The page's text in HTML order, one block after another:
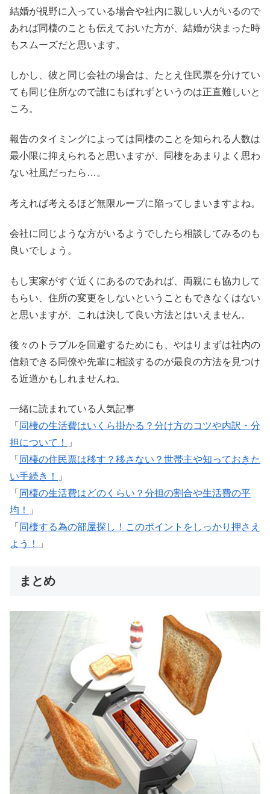
結婚が視野に入っている場合や社内に親しい人がいるので
あれば同棲のことも伝えておいた方が、結婚が決まった時
もスムーズだと思います。
しかし、彼と同じ会社の場合は、たとえ住民票を分けてい
ても同じ住所なので誰にもばれずというのは正直難しいと
ころ。
報告のタイミングによっては同棲のことを知られる人数は
最小限に抑えられると思いますが、同棲をあまりよく思わ
ない社風だったら…。
考えれば考えるほど無限ループに陥ってしまいますよね。
会社に同じような方がいるようでしたら相談してみるのも
良いでしょう。
もし実家がすぐ近くにあるのであれば、両親にも協力して
もらい、住所の変更をしないということもできなくはない
と思いますが、これは決して良い方法とはいえません。
後々のトラブルを回避するためにも、やはりまずは社内の
信頼できる同僚や先輩に相談するのが最良の方法を見つけ
る近道かもしれませんね。
一緒に読まれている人気記事
「 同棲の生活費はいくら掛かる？分け方のコツや内訳・分
担について！
」
「 同棲の住民票は移す？移さない？世帯主や知っておきた
い手続き！
」
「 同棲の生活費はどのくらい？分担の割合や生活費の平
均！
」
「 同棲する為の部屋探し！このポイントをしっかり押さえ
よう！
」
まとめ